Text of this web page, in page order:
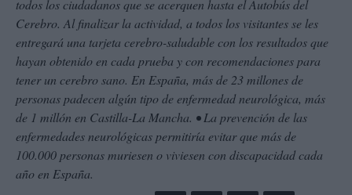
todos los ciudadanos que se acerquen hasta el Autobús del
Cerebro. Al finalizar la actividad, a todos los visitantes se les
entregará una tarjeta cerebro-saludable con los resultados que
hayan obtenido en cada prueba y con recomendaciones para
tener un cerebro sano. En España, más de 23 millones de
personas padecen algún tipo de enfermedad neurológica, más
de 1 millón en Castilla-La Mancha. • La prevención de las
enfermedades neurológicas permitiría evitar que más de
100.000 personas muriesen o viviesen con discapacidad cada
año en España.